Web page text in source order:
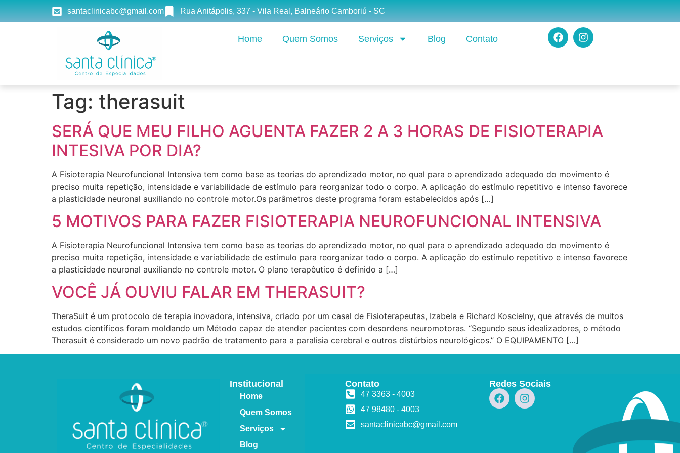
santaclinicabc@gmail.com Rua Anitápolis, 337 - Vila Real, Balneário Camboriú - SC
Home Quem Somos Serviços Blog Contato
Tag: therasuit
SERÁ QUE MEU FILHO AGUENTA FAZER 2 A 3 HORAS DE FISIOTERAPIA
INTESIVA POR DIA?
A Fisioterapia Neurofuncional Intensiva tem como base as teorias do aprendizado motor, no qual para o aprendizado adequado do movimento é
preciso muita repetição, intensidade e variabilidade de estímulo para reorganizar todo o corpo. A aplicação do estímulo repetitivo e intenso favorece
a plasticidade neuronal auxiliando no controle motor.Os parâmetros deste programa foram estabelecidos após […]
5 MOTIVOS PARA FAZER FISIOTERAPIA NEUROFUNCIONAL INTENSIVA
A Fisioterapia Neurofuncional Intensiva tem como base as teorias do aprendizado motor, no qual para o aprendizado adequado do movimento é
preciso muita repetição, intensidade e variabilidade de estímulo para reorganizar todo o corpo. A aplicação do estímulo repetitivo e intenso favorece
a plasticidade neuronal auxiliando no controle motor. O plano terapêutico é definido a […]
VOCÊ JÁ OUVIU FALAR EM THERASUIT?
TheraSuit é um protocolo de terapia inovadora, intensiva, criado por um casal de Fisioterapeutas, Izabela e Richard Koscielny, que através de muitos
estudos científicos foram moldando um Método capaz de atender pacientes com desordens neuromotoras. “Segundo seus idealizadores, o método
Therasuit é considerado um novo padrão de tratamento para a paralisia cerebral e outros distúrbios neurológicos.” O EQUIPAMENTO […]
Institucional
Home
Quem Somos
Serviços
Blog
Contato
47 3363 - 4003
47 98480 - 4003
santaclinicabc@gmail.com
Redes Sociais